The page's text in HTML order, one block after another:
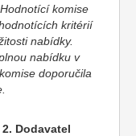
komise
kritérií
nabídky.
nabídku v
doporučila
Dodavatel